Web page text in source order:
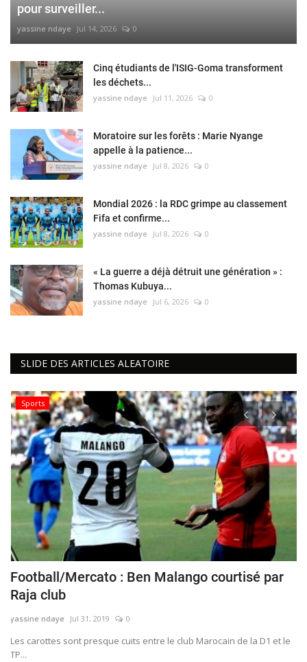
pour surveiller...
yassine ndaye Jul 14, 2026 0
Cinq étudiants de l'ISIG-Goma transforment
les déchets...
yassine ndaye Jul 11, 2026 0
Moratoire sur les forêts : Marie Nyange
appelle à la patience...
yassine ndaye Jul 8, 2026 0
Mondial 2026 : la RDC grimpe au classement
Fifa et confirme...
yassine ndaye Jul 8, 2026 0
« La guerre a déjà détruit une génération » :
Thomas Kubuya...
yassine ndaye Jul 6, 2026 0
SLIDE DES ARTICLES ALEATOIRE
Sports
Football/Mercato : Ben Malango courtisé par
Raja club
yassine ndaye Jul 31, 2019 0
​​​​​​​Les carottes sont presque cuits entre le club Marocain de la D1 et le
TP...